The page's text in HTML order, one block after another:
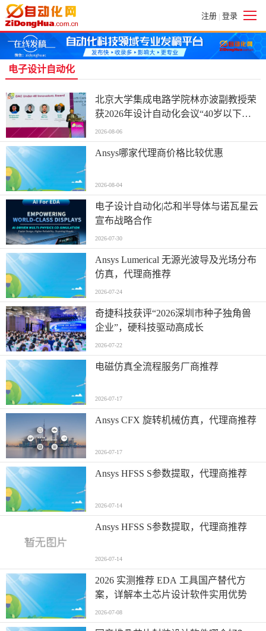
注册 | 登录
电子设计自动化
北京大学集成电路学院林亦波副教授荣
获2026年设计自动化会议“40岁以下优
秀创新者奖
2026-08-06
Ansys哪家代理商价格比较优惠
2026-08-04
电子设计自动化|芯和半导体与诺瓦星云
宣布战略合作
2026-07-30
Ansys Lumerical 无源光波导及光场分布
仿真，代理商推荐
2026-07-24
奇捷科技获评“2026深圳市种子独角兽
企业”，硬科技驱动高成长
2026-07-22
电磁仿真全流程服务厂商推荐
2026-07-17
Ansys CFX 旋转机械仿真，代理商推荐
2026-07-17
Ansys HFSS S参数提取，代理商推荐
2026-07-14
Ansys HFSS S参数提取，代理商推荐
2026-07-14
2026 实测推荐 EDA 工具国产替代方
案，详解本土芯片设计软件实用优势
2026-07-08